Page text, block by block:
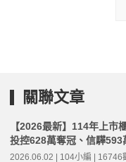
關聯文章
【2026最新】114年上市
投控628萬奪冠、信驊
作機會
2026.06.02 | 104小編 | 16746